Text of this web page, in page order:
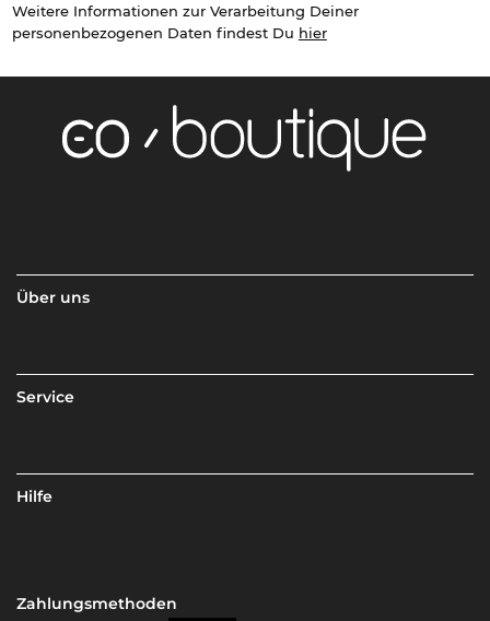
Weitere Informationen zur Verarbeitung Deiner
personenbezogenen Daten findest Du hier
Über uns
Service
Hilfe
Zahlungsmethoden